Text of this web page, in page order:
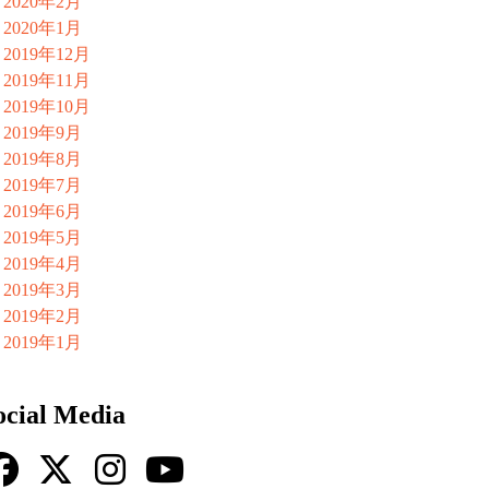
2020年1月
2019年12月
2019年11月
2019年10月
2019年9月
2019年8月
2019年7月
2019年6月
2019年5月
2019年4月
2019年3月
2019年2月
2019年1月
Media